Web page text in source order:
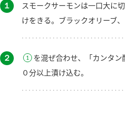
１ スモークサーモンは一口大に
けをきる。ブラックオリーブ
２
を混ぜ合わせ、「カンタ
０分以上漬け込む。